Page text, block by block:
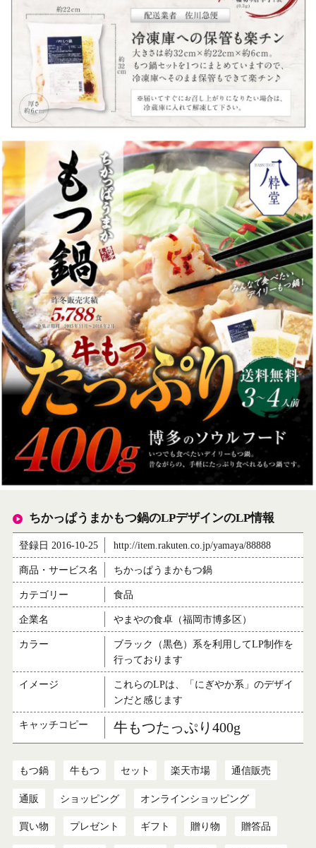
ちかっぱうまかもつ鍋のLPデザインのLP情報
登録日 2016-10-25 http://item.rakuten.co.jp/yamaya/88888
商品・サービス名 ちかっぱうまかもつ鍋
カテゴリー 食品
企業名 やまやの食卓（福岡市博多区）
カラー
ブラック（黒色）系を利用してLP制作を
行っております
イメージ
これらのLPは、「にぎやか系」のデザイ
ンだと感じます
キャッチコピー 牛もつたっぷり400g
もつ鍋 牛もつ セット 楽天市場 通信販売
通販 ショッピング オンラインショッピング
買い物 プレゼント ギフト 贈り物 贈答品